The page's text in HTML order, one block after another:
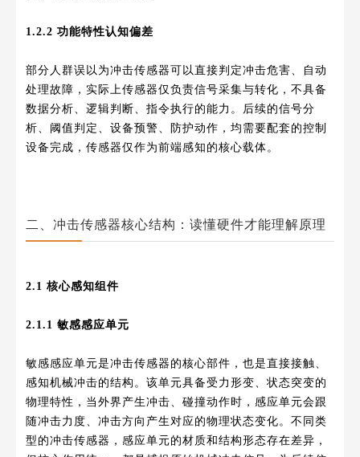
1.2.2 功能特性认知偏差
部分人群误以为冲击传感器可以直接判定冲击危害、自动
处理故障，实际上传感器仅负责信号采集与转化，不具备
数据分析、逻辑判断、指令执行的能力。后续的信号分
析、阈值判定、设备预警、防护动作，均需要配套的控制
设备完成，传感器仅作为前端感知的核心载体。
二、冲击传感器核心结构：读懂硬件才能理解原理
2.1 核心感知组件
2.1.1 敏感感应单元
敏感感应单元是冲击传感器的核心部件，也是直接接触、
感知机械冲击的结构。该单元具备受力形变、状态突变的
物理特性，当外界产生冲击、碰撞动作时，感应单元会跟
随冲击力度、冲击方向产生对应的物理状态变化。不同类
型的冲击传感器，感应单元的材质和结构形态存在差异，